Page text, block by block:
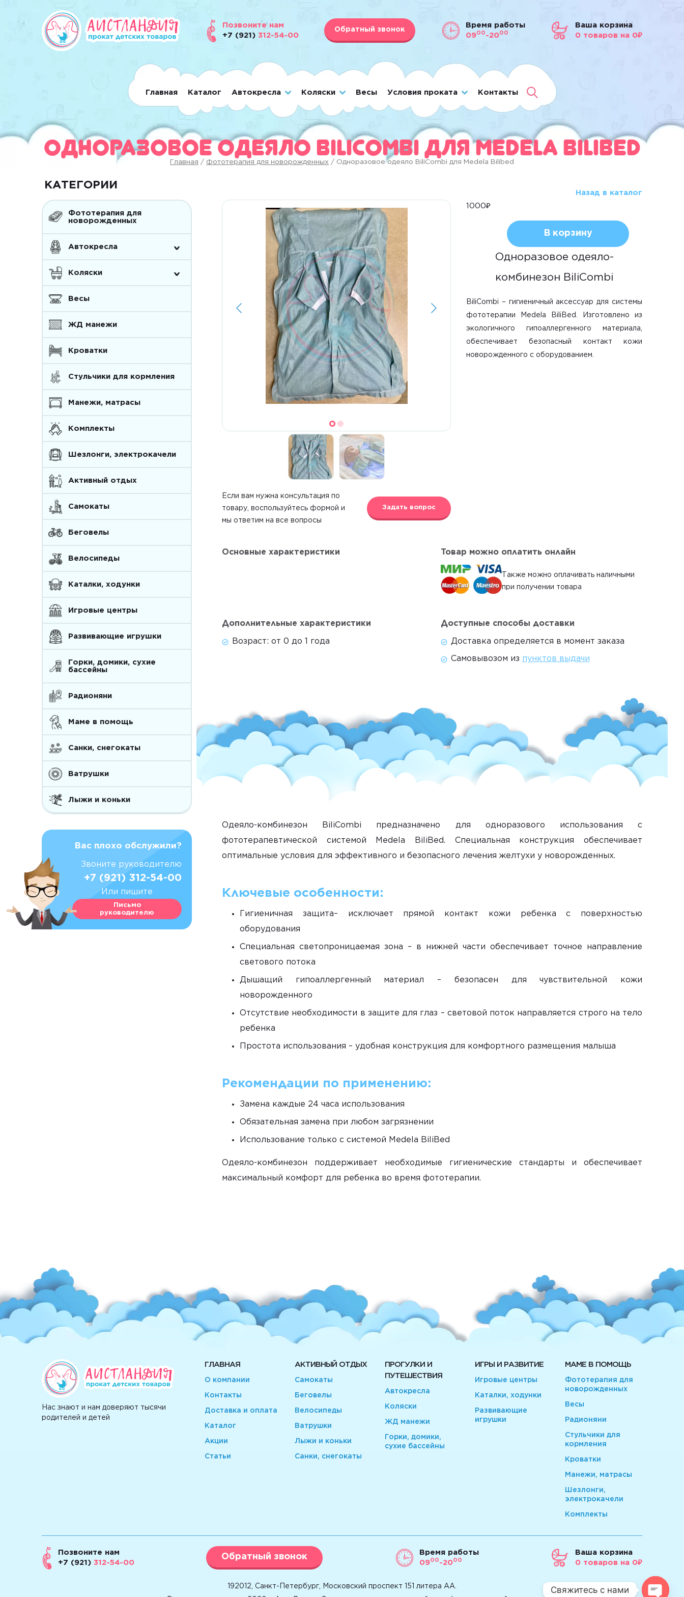
Позвоните нам
+7 (921)312-54-00
Обратный звонок
Время работы
0900 -2000
Ваша корзина
0 товаров на 0₽
Главная Каталог Автокресла Коляски Весы Условия проката Контакты
Одноразовое одеяло BiliCombi для Medela Bilibed
Главная / Фототерапия для новорожденных / Одноразовое одеяло BiliCombi для Medela Bilibed
КАТЕГОРИИ
Фототерапия для
новорожденных
Автокресла ^
Коляски ^
Весы
ЖД манежи
Кроватки
Стульчики для кормления
Манежи, матрасы
Комплекты
Шезлонги, электрокачели
Активный отдых
Самокаты
Беговелы
Велосипеды
Каталки, ходунки
Игровые центры
Развивающие игрушки
Горки, домики, сухие
бассейны
Радионяни
Маме в помощь
Санки, снегокаты
Ватрушки
Лыжи и коньки
Вас плохо обслужили?
Звоните руководителю
+7 (921) 312-54-00
Или пишите
Письмо
руководителю
Назад в каталог
Если вам нужна консультация по
товару, воспользуйтесь формой и
мы ответим на все вопросы
Задать вопрос
1000₽
Количество
Одноразовое
BiliCombi
Medela
Bilibed
В корзину
Одноразовое одеяло-
комбинезон BiliCombi
BiliCombi – гигиеничный аксессуар для системы
фототерапии Medela BiliBed. Изготовлено из
экологичного гипоаллергенного материала,
обеспечивает безопасный контакт кожи
новорожденного с оборудованием.
Основные характеристики Товар можно оплатить онлайн
Также можно оплачивать наличными
при получении товара
Дополнительные характеристики
Возраст: от 0 до 1 года
Доступные способы доставки
Доставка определяется в момент заказа
Самовывозом из пунктов выдачи
Одеяло-комбинезон BiliCombi предназначено для одноразового использования с
фототерапевтической системой Medela BiliBed. Специальная конструкция обеспечивает
оптимальные условия для эффективного и безопасного лечения желтухи у новорожденных.
Ключевые особенности:
Гигиеничная защита– исключает прямой контакт кожи ребенка с поверхностью
оборудования
Специальная светопроницаемая зона – в нижней части обеспечивает точное направление
светового потока
Дышащий гипоаллергенный материал – безопасен для чувствительной кожи
новорожденного
Отсутствие необходимости в защите для глаз – световой поток направляется строго на тело
ребенка
Простота использования – удобная конструкция для комфортного размещения малыша
Рекомендации по применению:
Замена каждые 24 часа использования
Обязательная замена при любом загрязнении
Использование только с системой Medela BiliBed
Одеяло-комбинезон поддерживает необходимые гигиенические стандарты и обеспечивает
максимальный комфорт для ребенка во время фототерапии.
Нас знают и нам доверяют тысячи
родителей и детей
ГЛАВНАЯ
О компании
Контакты
Доставка и оплата
Каталог
Акции
Статьи
АКТИВНЫЙ ОТДЫХ
Самокаты
Беговелы
Велосипеды
Ватрушки
Лыжи и коньки
Санки, снегокаты
ПРОГУЛКИ И
ПУТЕШЕСТВИЯ
Автокресла
Коляски
ЖД манежи
Горки, домики,
сухие бассейны
ИГРЫ И РАЗВИТИЕ
Игровые центры
Каталки, ходунки
Развивающие
игрушки
МАМЕ В ПОМОЩЬ
Фототерапия для
новорожденных
Весы
Радионяни
Стульчики для
кормления
Кроватки
Манежи, матрасы
Шезлонги,
электрокачели
Комплекты
Позвоните нам
+7 (921) 312-54-00
Обратный звонок
Время работы
0900 -2000
Ваша корзина
0 товаровна 0₽
192012, Санкт-Петербург, Московский проспект 151 литера АА. Свяжитесь с нами